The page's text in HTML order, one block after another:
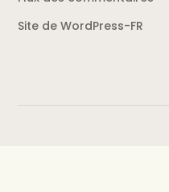
Site de WordPress-FR